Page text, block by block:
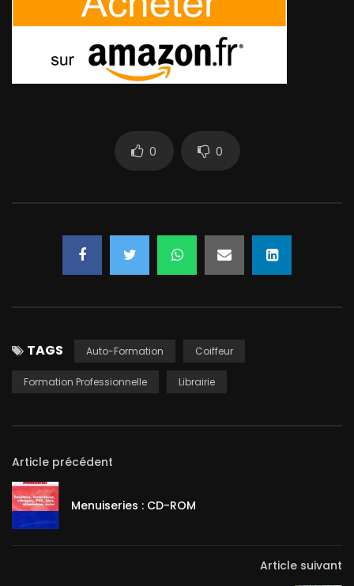
0 0
TAGS Auto-Formation Coiffeur
Formation Professionnelle Librairie
Article précédent
Menuiseries : CD-ROM
Article suivant